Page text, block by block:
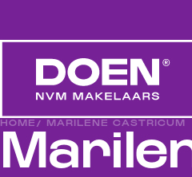
HOME / MARILENE CASTRICUM